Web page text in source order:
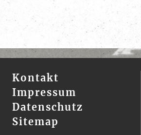
Kontakt
Impressum
Datenschutz
Sitemap